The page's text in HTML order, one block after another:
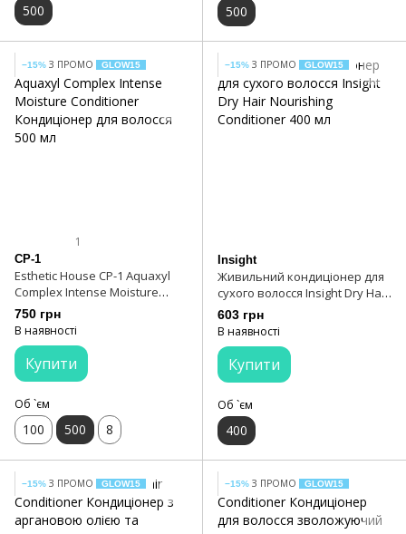
500 500
−15% З ПРОМО GLOW15
1
CP-1
Esthetic House CP-1 Aquaxyl
Complex Intense Moisture
Conditioner Кондиціонер для
волосся 500 мл
750 грн
В наявності
Купити
Об `єм
100 500 8
−15% З ПРОМО GLOW15
Insight
Живильний кондиціонер для
сухого волосся Insight Dry Hair
Nourishing Conditioner 400 мл
603 грн
В наявності
Купити
Об `єм
400
−15% З ПРОМО GLOW15 −15% З ПРОМО GLOW15